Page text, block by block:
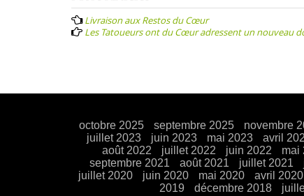
navigation
Livraison aux Restos du Cœur
Les Tatoueurs ont du Cœur adressent un nouveau
octobre 2025 septembre 2025 novembre
juillet 2023
juin 2023 mai 2023 avril
août 2022
juillet 2022 juin 2022 mai
septembre 2021
août 2021 juillet 2021
juillet 2020
juin 2020 mai 2020 avril 2020
2019
décembre 2018